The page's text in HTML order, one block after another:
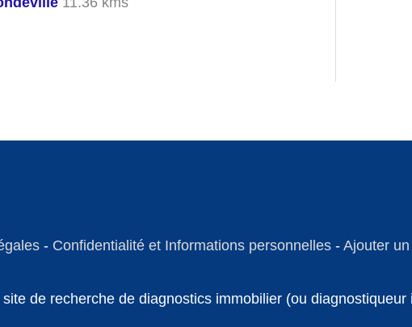
- Confidentialité et Informations personnelles- Ajouter
de recherche de diagnostics immobilier (ou